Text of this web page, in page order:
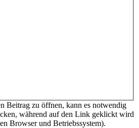
Beitrag zu öffnen, kann es notwendig
während auf den Link geklickt wird
Browser und Betriebssystem).